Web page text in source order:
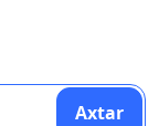
Axtar